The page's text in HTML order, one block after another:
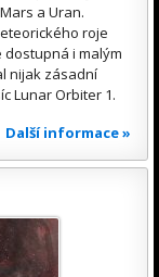
a Uran.
roje
dostupná i malým
nijak zásadní
Lunar Orbiter 1.
Další informace »